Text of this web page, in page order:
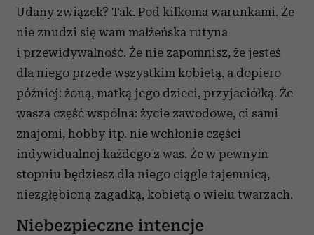
Udany związek? Tak. Pod kilkoma warunkami. Że
nie znudzi się wam małżeńska rutyna
i przewidywalność. Że nie zapomnisz, że jesteś
dla niego przede wszystkim kobietą, a dopiero
później: żoną, matką jego dzieci, przyjaciółką. Że
wasza część wspólna: życie zawodowe, ci sami
znajomi, hobby itp. nie wchłonie części
indywidualnej każdego z was. Że w pewnym
stopniu będziesz dla niego ciągle tajemnicą,
niezgłębioną zagadką, kobietą o wielu twarzach.
Niebezpieczne intencje